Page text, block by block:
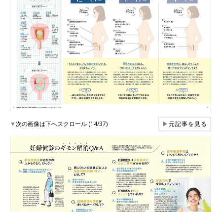
▼次の画像は下へスクロール (14/37) ▶元記事を見る